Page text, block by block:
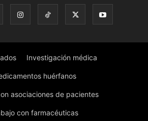
Investigación médica
huérfanos
asociaciones de pacientes
con farmacéuticas